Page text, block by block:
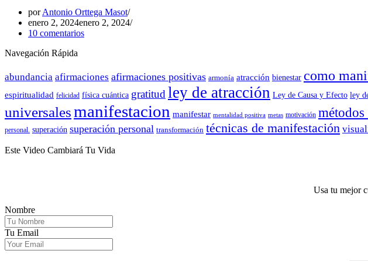
porAntonio Orttega Masot
enero 2, 2024enero 2, 2024
10 comentarios
Navegación Rápida
abundancia afirmaciones afirmaciones positivas armonía atracción bienestar como
espiritualidad felicidad física cuántica gratitud ley de atracción Ley de Causa y Efecto ley
universalesmanifestacion manifestar mentalidad positiva metas motivación
personal. superación superación personal transformación técnicas de manifestación
Este Video Cambiará Tu Vida
Usa tu mejor
Nombre
Tu Email